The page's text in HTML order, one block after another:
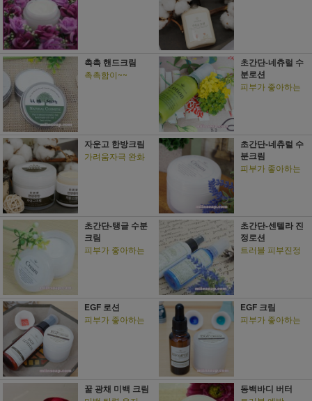
촉촉 핸드크림
촉촉함이~~
초간단-네츄럴 수
분로션
피부가 좋아하는
자운고 한방크림
가려움자극 완화
초간단-네츄럴 수
분크림
피부가 좋아하는
초간단-탱글 수분
크림
피부가 좋아하는
초간단-센텔라 진
정로션
트러블 피부진정
EGF 로션
피부가 좋아하는
EGF 크림
피부가 좋아하는
꿀 광채 미백 크림 동백바디 버터